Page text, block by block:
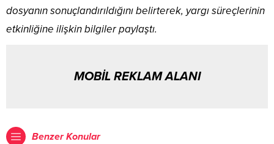
dosyanın sonuçlandırıldığını belirterek, yargı süreçlerinin
etkinliğine ilişkin bilgiler paylaştı.
MOBİL REKLAM ALANI
Benzer Konular